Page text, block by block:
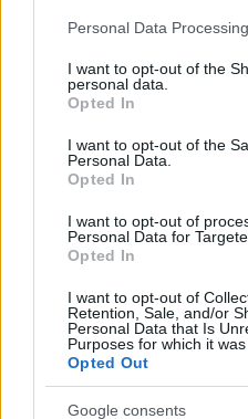
Please note that this website/
not limited to your visit or
grant or deny consent to
use your data for below
consent section.
Personal Data
I want to opt-out of the
personal data.
Opted In
I want to opt-out of the
Personal Data.
Opted In
I want to opt-out of
Personal Data for
Opted In
I want to opt-out of
Retention, Sale, and/or
Personal Data that Is
Purposes for which it was
Opted Out
Google consents
életem legszebb időszaka.
igazából is?”
Csak álltam ott, teljesen
az agyamon, de egy kérdés
„Stan… mindezt miből
Nagyot sóhajtott. „Azt
Azért nem beszéltem eddig
mert túl bonyolult volt, és